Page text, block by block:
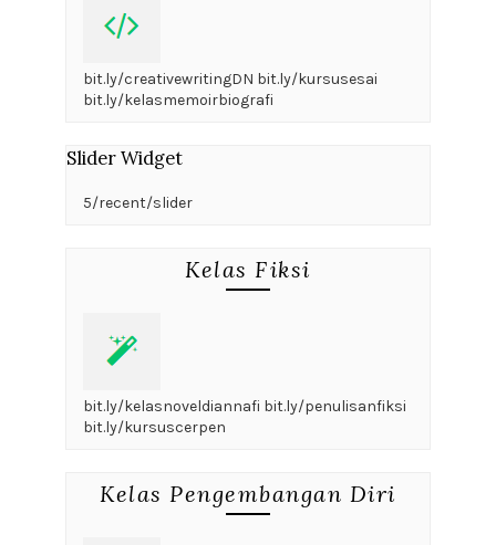
bit.ly/creativewritingDN bit.ly/kursusesai
bit.ly/kelasmemoirbiografi
Slider Widget
5/recent/slider
Kelas Fiksi
bit.ly/kelasnoveldiannafi bit.ly/penulisanfiksi
bit.ly/kursuscerpen
Kelas Pengembangan Diri